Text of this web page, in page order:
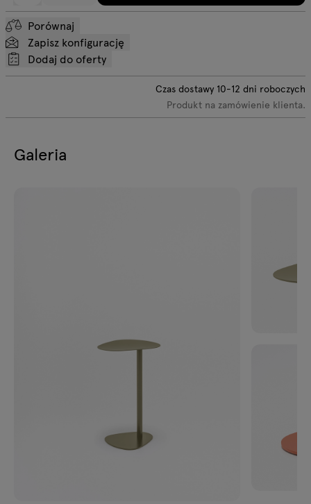
Porównaj
Zapisz konfigurację
Dodaj do oferty
Czas dostawy 10-12 dni roboczych
Produkt na zamówienie klienta.
Galeria